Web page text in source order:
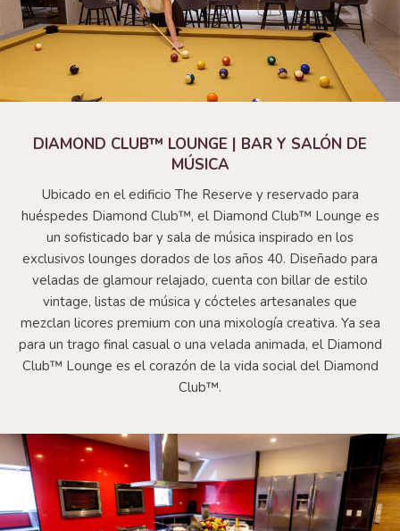
DIAMOND CLUB™ LOUNGE | BAR Y SALÓN DE
MÚSICA
Ubicado en el edificio The Reserve y reservado para
huéspedes Diamond Club™, el Diamond Club™ Lounge es
un sofisticado bar y sala de música inspirado en los
exclusivos lounges dorados de los años 40. Diseñado para
veladas de glamour relajado, cuenta con billar de estilo
vintage, listas de música y cócteles artesanales que
mezclan licores premium con una mixología creativa. Ya sea
para un trago final casual o una velada animada, el Diamond
Club™ Lounge es el corazón de la vida social del Diamond
Club™.